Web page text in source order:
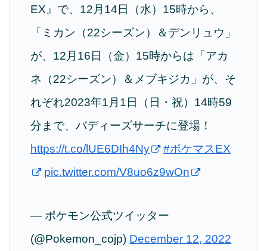
EX』で、12月14日（水）15時から、
「ミカン（22シーズン）＆デンリュウ」
が、12月16日（金）15時からは「アカ
ネ（22シーズン）＆メブキジカ」が、そ
れぞれ2023年1月1日（日・祝）14時59
分まで、バディーズサーチに登場！
https://t.co/lUE6DIh4Ny
#ポケマスEX
pic.twitter.com/V8uo6z9wOn
— ポケモン公式ツイッター
(@Pokemon_cojp) December 12, 2022